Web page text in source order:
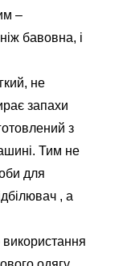
–
бавовна, і
не
запахи
з
Тим не
для
, а